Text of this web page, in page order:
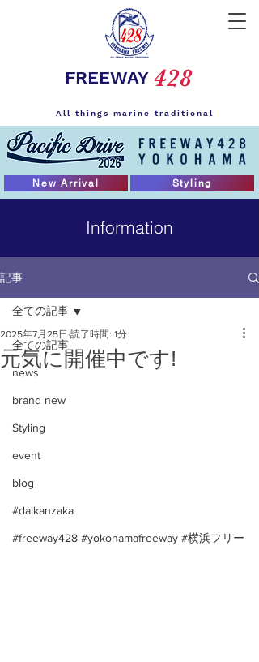
FREEWAY
All things marine traditional
428
New Arrival Styling
Information
記事
全ての記事
news
brand new
Styling
event
blog
#daikanzaka
#freeway428 #yokohamafreeway #横浜フリー
全ての記事
元気に開催中です!
2025年7月25日 読了時間: 1分